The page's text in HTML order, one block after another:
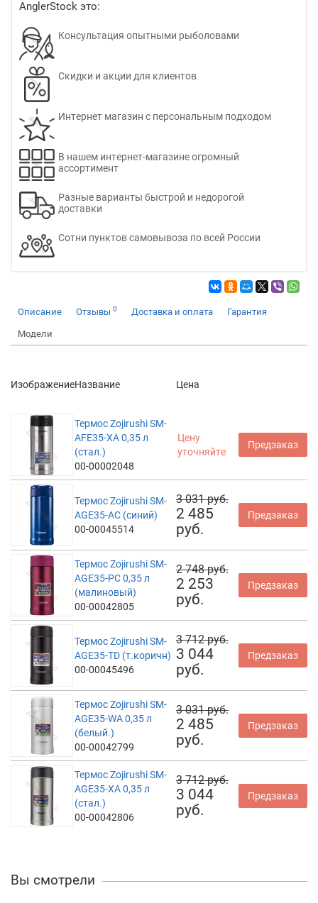
AnglerStock это:
Консультация опытными рыболовами
Скидки и акции для клиентов
Интернет магазин с персональным подходом
В нашем интернет-магазине огромный
ассортимент
Разные варианты быстрой и недорогой
доставки
Сотни пунктов самовывоза по всей России
Описание Отзывы 0 Доставка и оплата Гарантия
Модели
ИзображениеНазвание Цена
Термос Zojirushi SM-
AFE35-XA 0,35 л
(стал.)
00-00002048
Цену
уточняйте
Предзаказ
Термос Zojirushi SM-
AGE35-AC (синий)
00-00045514
3 031 руб.
2 485
руб.
Предзаказ
Термос Zojirushi SM-
AGE35-PC 0,35 л
(малиновый)
00-00042805
2 748 руб.
2 253
руб.
Предзаказ
Термос Zojirushi SM-
AGE35-TD (т.коричн)
00-00045496
3 712 руб.
3 044
руб.
Предзаказ
Термос Zojirushi SM-
AGE35-WA 0,35 л
(белый.)
00-00042799
3 031 руб.
2 485
руб.
Предзаказ
Термос Zojirushi SM-
AGE35-XA 0,35 л
(стал.)
00-00042806
3 712 руб.
3 044
руб.
Предзаказ
Вы смотрели